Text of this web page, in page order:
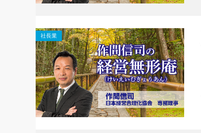
社長業